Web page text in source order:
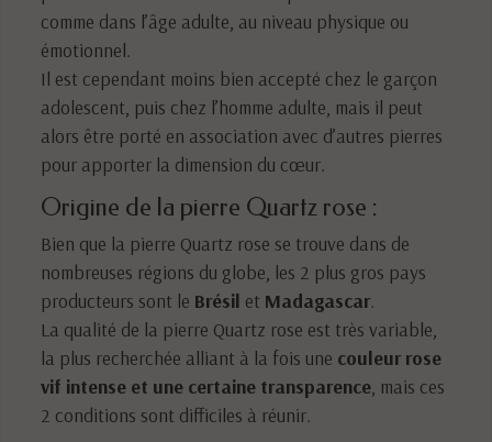
comme dans l’âge adulte, au niveau physique ou
émotionnel.
Il est cependant moins bien accepté chez le garçon
adolescent, puis chez l’homme adulte, mais il peut
alors être porté en association avec d’autres pierres
pour apporter la dimension du cœur.
Origine de la pierre Quartz rose :
Bien que la pierre Quartz rose se trouve dans de
nombreuses régions du globe, les 2 plus gros pays
producteurs sont le Brésil et Madagascar.
La qualité de la pierre Quartz rose est très variable,
la plus recherchée alliant à la fois une couleur rose
vif intense et une certaine transparence , mais ces
2 conditions sont difficiles à réunir.